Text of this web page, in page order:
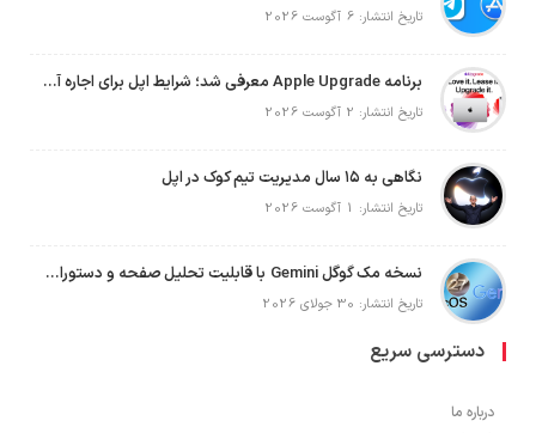
تاریخ انتشار: 6 آگوست 2026
برنامه Apple Upgrade معرفی شد؛ شرایط اپل برای اجاره آیفون، آیپد، مک و اپل واچ
تاریخ انتشار: 2 آگوست 2026
نگاهی به ۱۵ سال مدیریت تیم کوک در اپل
تاریخ انتشار: 1 آگوست 2026
نسخه مک گوگل Gemini با قابلیت تحلیل صفحه و دستورات صوتی در به‌روزرسانی جدید
تاریخ انتشار: 30 جولای 2026
دسترسی سریع
درباره ما